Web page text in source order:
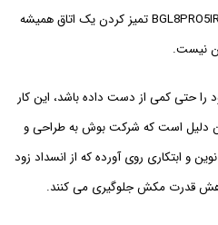
جارو برقی بوش سری 8 پرو 5 مدل BGL8PRO5IR تمیز کردن یک اتاق همیشه
نیست.
حتی کمی از دست داده باشد، این کار
دلیل است كه شركت بوش به طراحی و
و ابتكاری روی آورده كه از انسداد زود
قدرت مكش جلوگیری می كنند.